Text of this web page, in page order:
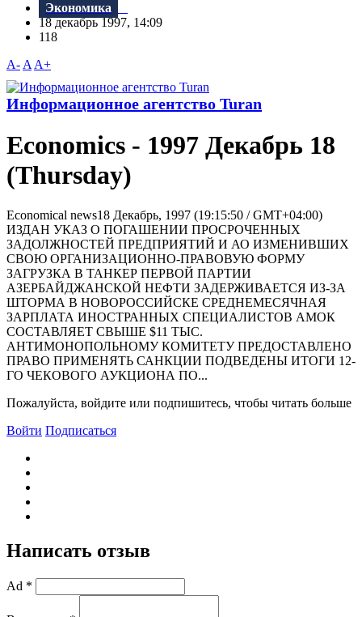
Экономика
18 декабрь 1997, 14:09
118
A- A A+
Информационное агентство Turan
Economics - 1997 Декабрь 18
(Thursday)
Economical news18 Декабрь, 1997 (19:15:50 / GMT+04:00)
ИЗДАH УКАЗ О ПОГАШЕHИИ ПРОСРОЧЕHHЫХ
ЗАДОЛЖHОСТЕЙ ПРЕДПРИЯТИЙ И АО ИЗМЕHИВШИХ
СВОЮ ОРГАHИЗАЦИОHHО-ПРАВОВУЮ ФОРМУ
ЗАГРУЗКА В ТАНКЕР ПЕРВОЙ ПАРТИИ
АЗЕРБАЙДЖАНСКОЙ НЕФТИ ЗАДЕРЖИВАЕТСЯ ИЗ-ЗА
ШТОРМА В НОВОРОССИЙСКЕ СРЕДHЕМЕСЯЧHАЯ
ЗАРПЛАТА ИHОСТРАHHЫХ СПЕЦИАЛИСТОВ АМОК
СОСТАВЛЯЕТ СВЫШЕ $11 ТЫС.
АНТИМОНОПОЛЬНОМУ КОМИТЕТУ ПРЕДОСТАВЛЕНО
ПРАВО ПРИМЕНЯТЬ САНКЦИИ ПОДВЕДЕНЫ ИТОГИ 12-
ГО ЧЕКОВОГО АУКЦИОНА ПО...
Пожалуйста, войдите или подпишитесь, чтобы читать больше
Войти Подписаться
Написать отзыв
Ad *